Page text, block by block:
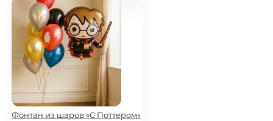
Фонтан из шаров «С Поттером»